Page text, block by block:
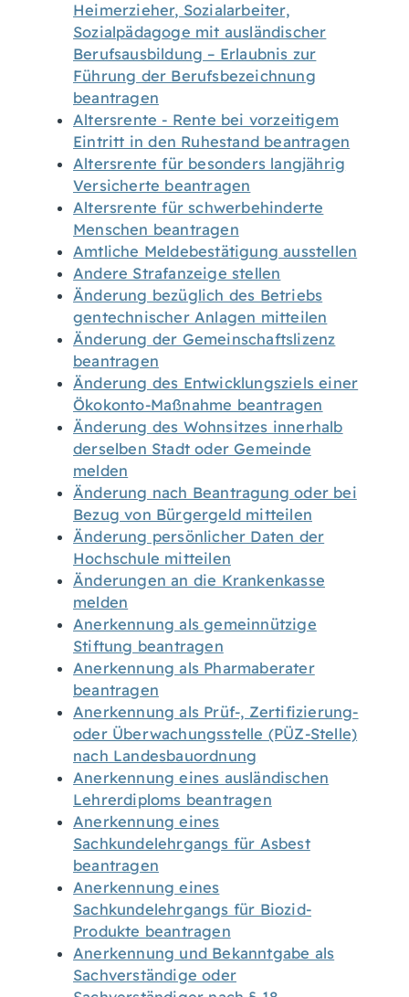
Heimerzieher, Sozialarbeiter,
Sozialpädagoge mit ausländischer
Berufsausbildung – Erlaubnis zur
Führung der Berufsbezeichnung
beantragen
Altersrente - Rente bei vorzeitigem
Eintritt in den Ruhestand beantragen
Altersrente für besonders langjährig
Versicherte beantragen
Altersrente für schwerbehinderte
Menschen beantragen
Amtliche Meldebestätigung ausstellen
Andere Strafanzeige stellen
Änderung bezüglich des Betriebs
gentechnischer Anlagen mitteilen
Änderung der Gemeinschaftslizenz
beantragen
Änderung des Entwicklungsziels einer
Ökokonto-Maßnahme beantragen
Änderung des Wohnsitzes innerhalb
derselben Stadt oder Gemeinde
melden
Änderung nach Beantragung oder bei
Bezug von Bürgergeld mitteilen
Änderung persönlicher Daten der
Hochschule mitteilen
Änderungen an die Krankenkasse
melden
Anerkennung als gemeinnützige
Stiftung beantragen
Anerkennung als Pharmaberater
beantragen
Anerkennung als Prüf-, Zertifizierung-
oder Überwachungsstelle (PÜZ-Stelle)
nach Landesbauordnung
Anerkennung eines ausländischen
Lehrerdiploms beantragen
Anerkennung eines
Sachkundelehrgangs für Asbest
beantragen
Anerkennung eines
Sachkundelehrgangs für Biozid-
Produkte beantragen
Anerkennung und Bekanntgabe als
Sachverständige oder